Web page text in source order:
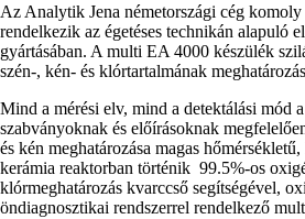
Az Analytik Jena németországi cég
rendelkezik az égetéses technikán alapuló
gyártásában. A multi EA 4000 készülék
szén-, kén- és klórtartalmának
Mind a mérési elv, mind a detektálási mód
szabványoknak és előírásoknak
és kén meghatározása magas
kerámia reaktorban történik 99.5%-os
klórmeghatározás kvarccső segítségével,
öndiagnosztikai rendszerrel rendelkező